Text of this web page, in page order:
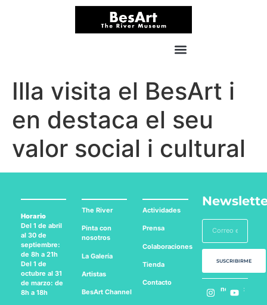
Illa visita el BesArt i
en destaca el seu
valor social i cultural
Horario
Del 1 de abril
al 30 de
septiembre:
de 8h a 21h
Del 1 de
octubre al 31
de marzo: de
8h a 18h
The River
Pinta con
nosotros
La Galería
Artistas
BesArt Channel
Actividades
Prensa
Colaboraciones
Tienda
Contacto
SUSCRIBIRME
Síguenos en: